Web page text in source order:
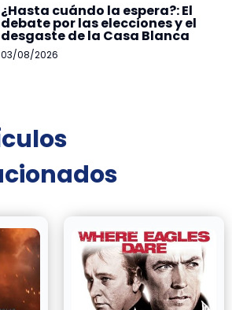
¿Hasta cuándo la espera?: El
debate por las elecciones y el
desgaste de la Casa Blanca
03/08/2026